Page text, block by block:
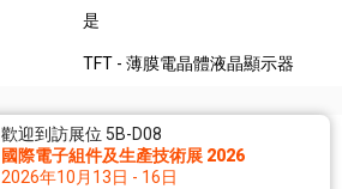
是
TFT - 薄膜電晶體液晶顯示器
歡迎到訪展位 5B-D08
國際電子組件及生產技術展 2026
2026年10月13日 - 16日